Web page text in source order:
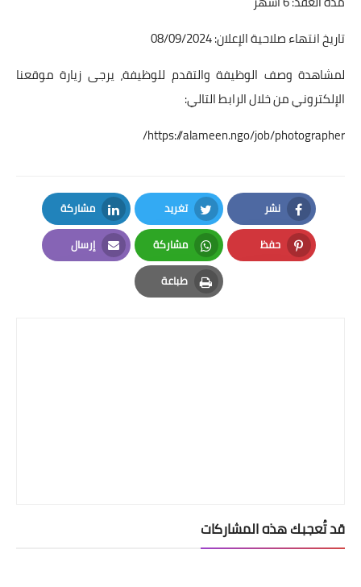
تاريخ انتهاء صلاحية الإعلان: 08/09/2024
لمشاهدة وصف الوظيفة والتقدم للوظيفة، يرجى زيارة موقعنا
الإلكتروني من خلال الرابط التالي:
https://alameen.ngo/job/photographer/
نشر
Facebook
تغريد
Twitter
مشاركة
LinkedIn
حفظ
Pinterest
مشاركة
Whatsapp
إرسال
Email
طباعة
Print
قد تُعجبك هذه المشاركات